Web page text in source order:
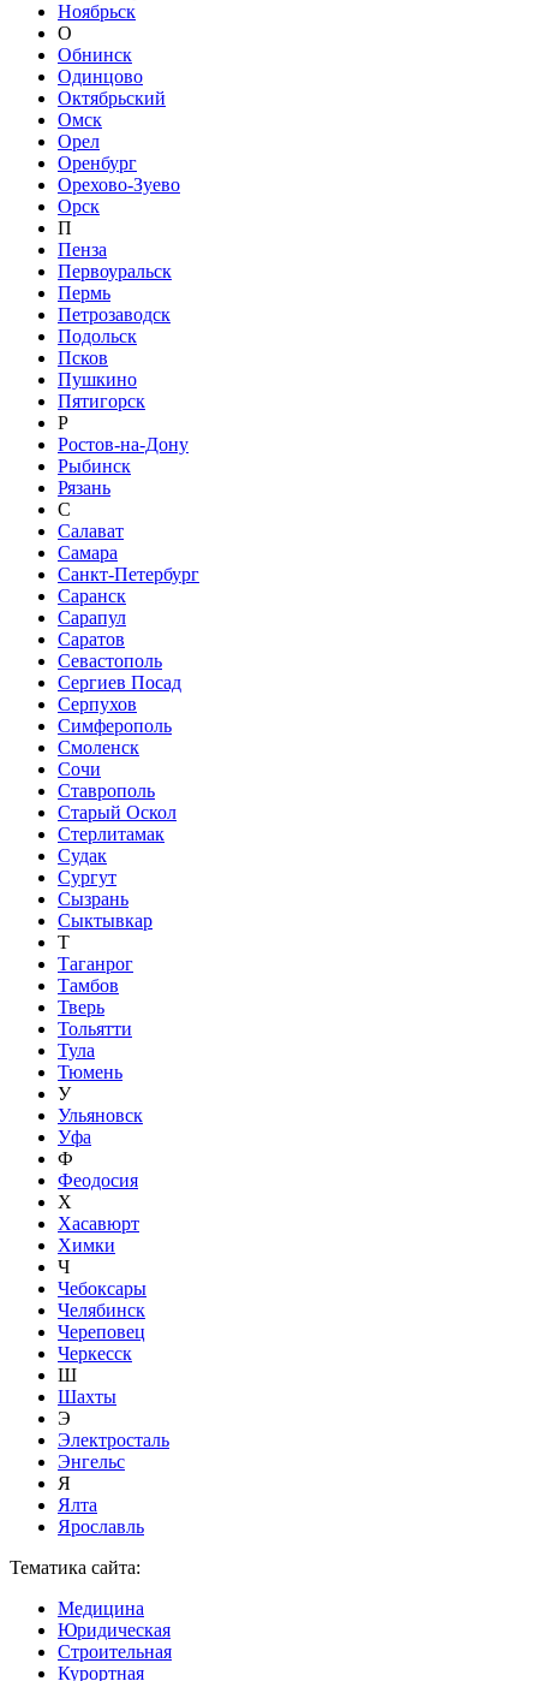
Ноябрьск
О
Обнинск
Одинцово
Октябрьский
Омск
Орел
Оренбург
Орехово-Зуево
Орск
П
Пенза
Первоуральск
Пермь
Петрозаводск
Подольск
Псков
Пушкино
Пятигорск
Р
Ростов-на-Дону
Рыбинск
Рязань
С
Салават
Самара
Санкт-Петербург
Саранск
Сарапул
Саратов
Севастополь
Сергиев Посад
Серпухов
Симферополь
Смоленск
Сочи
Ставрополь
Старый Оскол
Стерлитамак
Судак
Сургут
Сызрань
Сыктывкар
Т
Таганрог
Тамбов
Тверь
Тольятти
Тула
Тюмень
У
Ульяновск
Уфа
Ф
Феодосия
Х
Хасавюрт
Химки
Ч
Чебоксары
Челябинск
Череповец
Черкесск
Ш
Шахты
Э
Электросталь
Энгельс
Я
Ялта
Ярославль
Тематика сайта:
Медицина
Юридическая
Строительная
Курортная